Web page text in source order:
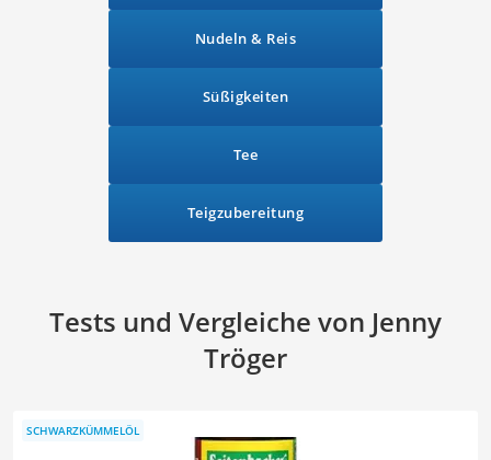
Nudeln & Reis
Süßigkeiten
Tee
Teigzubereitung
Tests und Vergleiche von Jenny
Tröger
SCHWARZKÜMMELÖL